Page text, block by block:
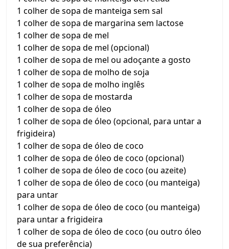
1 colher de sopa de manteiga sem sal
1 colher de sopa de margarina sem lactose
1 colher de sopa de mel
1 colher de sopa de mel (opcional)
1 colher de sopa de mel ou adoçante a gosto
1 colher de sopa de molho de soja
1 colher de sopa de molho inglês
1 colher de sopa de mostarda
1 colher de sopa de óleo
1 colher de sopa de óleo (opcional, para untar a
frigideira)
1 colher de sopa de óleo de coco
1 colher de sopa de óleo de coco (opcional)
1 colher de sopa de óleo de coco (ou azeite)
1 colher de sopa de óleo de coco (ou manteiga)
para untar
1 colher de sopa de óleo de coco (ou manteiga)
para untar a frigideira
1 colher de sopa de óleo de coco (ou outro óleo
de sua preferência)